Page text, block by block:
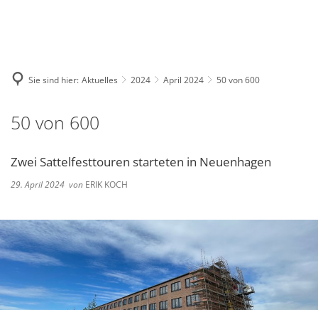
Sie sind hier: Aktuelles 2024 April 2024 50 von 600
50 von 600
Zwei Sattelfesttouren starteten in Neuenhagen
29. April 2024 von ERIK KOCH